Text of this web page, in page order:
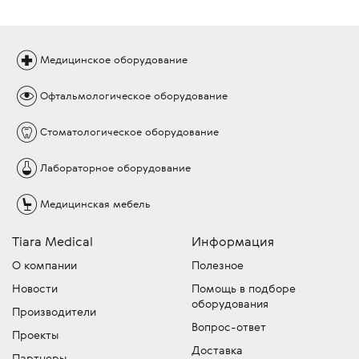
Медицинское оборудование
Офтальмологическое оборудование
Стоматологическое оборудование
Лабораторное оборудование
Медицинская мебель
Tiara Medical
О компании
Новости
Производители
Проекты
Информация
Полезное
Помощь в подборе
оборудования
Вопрос-ответ
Доставка